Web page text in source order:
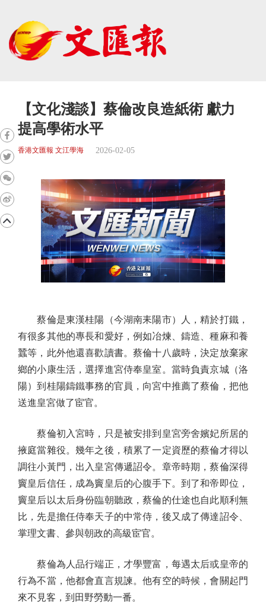
【文化淺談】蔡倫改良造紙術 獻力
提高學術水平
香港文匯報 文江學海 2026-02-05
蔡倫是東漢桂陽（今湖南耒陽市）人，精於打鐵，
有很多其他的專長和愛好，例如冶煉、鑄造、種麻和養
蠶等，此外他還喜歡讀書。蔡倫十八歲時，決定放棄家
鄉的小康生活，選擇進宮侍奉皇室。當時負責京城（洛
陽）到桂陽鑄鐵事務的官員，向宮中推薦了蔡倫，把他
送進皇宮做了宦官。
蔡倫初入宮時，只是被安排到皇宮旁舍嬪妃所居的
掖庭當雜役。幾年之後，積累了一定資歷的蔡倫才得以
調往小黃門，出入皇宮傳遞詔令。章帝時期，蔡倫深得
竇皇后信任，成為竇皇后的心腹手下。到了和帝即位，
竇皇后以太后身份臨朝聽政，蔡倫的仕途也自此順利無
比，先是擔任侍奉天子的中常侍，後又成了傳達詔令、
掌理文書、參與朝政的高級宦官。
蔡倫為人品行端正，才學豐富，每遇太后或皇帝的
行為不當，他都會直言規諫。他有空的時候，會關起門
來不見客，到田野勞動一番。